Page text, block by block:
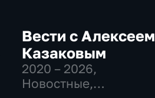
Вести с Алексеем
Казаковым
2020 – 2026,
Новостные,